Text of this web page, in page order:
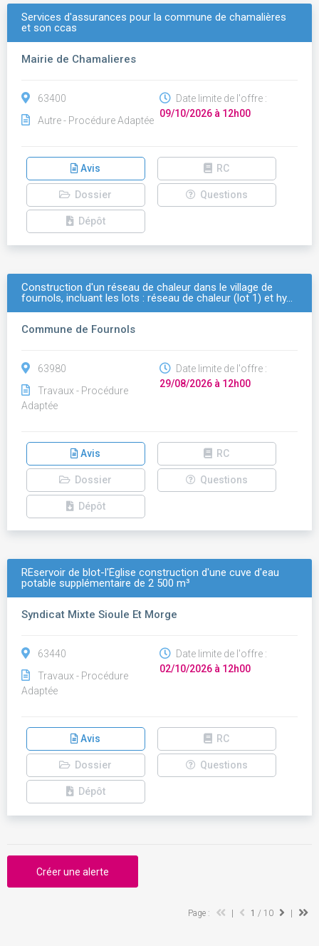
Services d'assurances pour la commune de chamalières
et son ccas
Mairie de Chamalieres
63400
Autre - Procédure Adaptée
Date limite de l'offre :
09/10/2026 à 12h00
Avis RC
Dossier Questions
Dépôt
Construction d'un réseau de chaleur dans le village de
fournols, incluant les lots : réseau de chaleur (lot 1) et hy…
Commune de Fournols
63980
Travaux - Procédure
Adaptée
Date limite de l'offre :
29/08/2026 à 12h00
Avis RC
Dossier Questions
Dépôt
RÉservoir de blot-l'Église construction d'une cuve d'eau
potable supplémentaire de 2 500 m³
Syndicat Mixte Sioule Et Morge
63440
Travaux - Procédure
Adaptée
Date limite de l'offre :
02/10/2026 à 12h00
Avis RC
Dossier Questions
Dépôt
Créer une alerte
Page : 1 / 10